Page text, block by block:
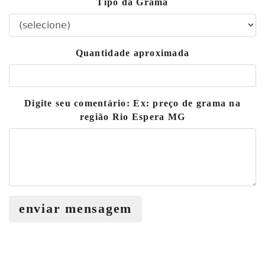
Tipo da Grama
Quantidade aproximada
Digite seu comentário: Ex: preço de grama na
região Rio Espera MG
enviar mensagem